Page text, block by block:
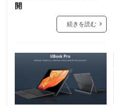
開
続きを読む